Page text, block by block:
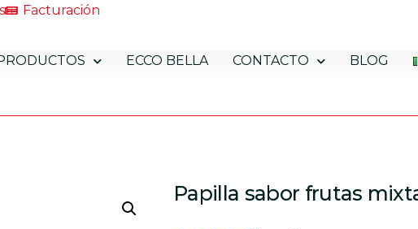
Facturación
ECCO BELLA CONTACTO BLOG
Papilla sabor frutas